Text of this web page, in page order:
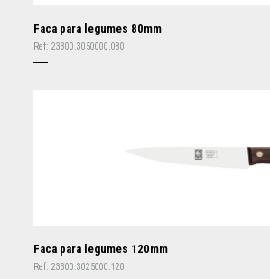
Faca para legumes 80mm
Ref: 23300.3050000.080
Faca para legumes 120mm
Ref: 23300.3025000.120